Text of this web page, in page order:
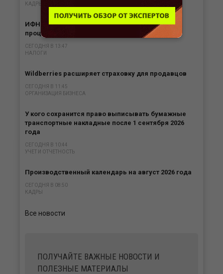
КАДРЫ
ИФНС обязана вернуть переплату налога с
процентами в любом случае
СЕГОДНЯ В 13:47
НАЛОГИ
Wildberries расширяет страховку для продавцов
СЕГОДНЯ В 11:45
ОРГАНИЗАЦИЯ БИЗНЕСА
У кого сохранится право выписывать бумажные
транспортные накладные после 1 сентября 2026
года
СЕГОДНЯ В 10:44
УЧЕТ И ОТЧЕТНОСТЬ
Производственный календарь на август 2026 года
СЕГОДНЯ В 08:50
КАДРЫ
Все новости
ПОЛУЧАЙТЕ ВАЖНЫЕ НОВОСТИ И
ПОЛЕЗНЫЕ МАТЕРИАЛЫ